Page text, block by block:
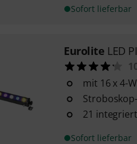
Sofort lieferbar
Eurolite LED
mit 16 x 4-
21
Sofort lieferbar